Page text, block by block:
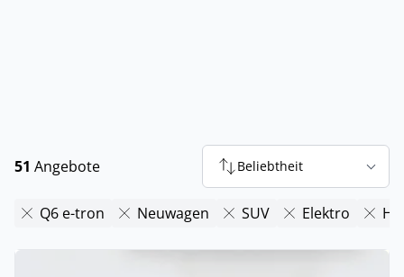
51 Angebote Beliebtheit
Q6 e-tron Neuwagen SUV Elektro